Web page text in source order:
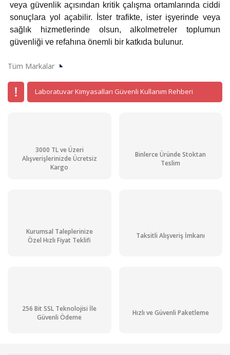
veya güvenlik açısından kritik çalışma ortamlarında ciddi
sonuçlara yol açabilir. İster trafikte, ister işyerinde veya
sağlık hizmetlerinde olsun, alkolmetreler toplumun
güvenliği ve refahına önemli bir katkıda bulunur.
Tüm Markalar
Laboratuvar Kimyasalları Güvenli Kullanım Rehberi
3000 TL ve Üzeri
Alışverişlerinizde Ücretsiz
Kargo
Binlerce Üründe Stoktan
Teslim
Kurumsal Taleplerinize
Özel Hızlı Fiyat Teklifi
Taksitli Alışveriş İmkanı
256 Bit SSL Teknolojisi İle
Güvenli Ödeme
Hızlı ve Güvenli Paketleme